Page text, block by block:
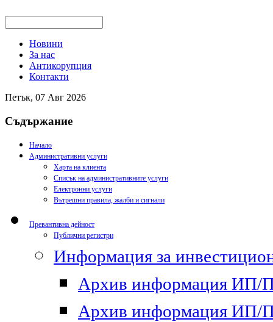
Новини
За нас
Антикорупция
Контакти
Петък, 07 Авг 2026
Съдържание
Начало
Административни услуги
Харта на клиента
Списък на административните услуги
Електронни услуги
Вътрешни правила, жалби и сигнали
Превантивна дейност
Публични регистри
Информация за
Архив информация ИП/
Архив информация ИП/